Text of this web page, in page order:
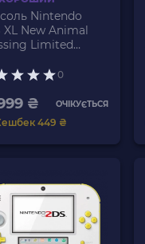
Nintendo
XL New Animal
Limited
Turquoise White
0
₴ ОЧІКУЄТЬСЯ
449 ₴